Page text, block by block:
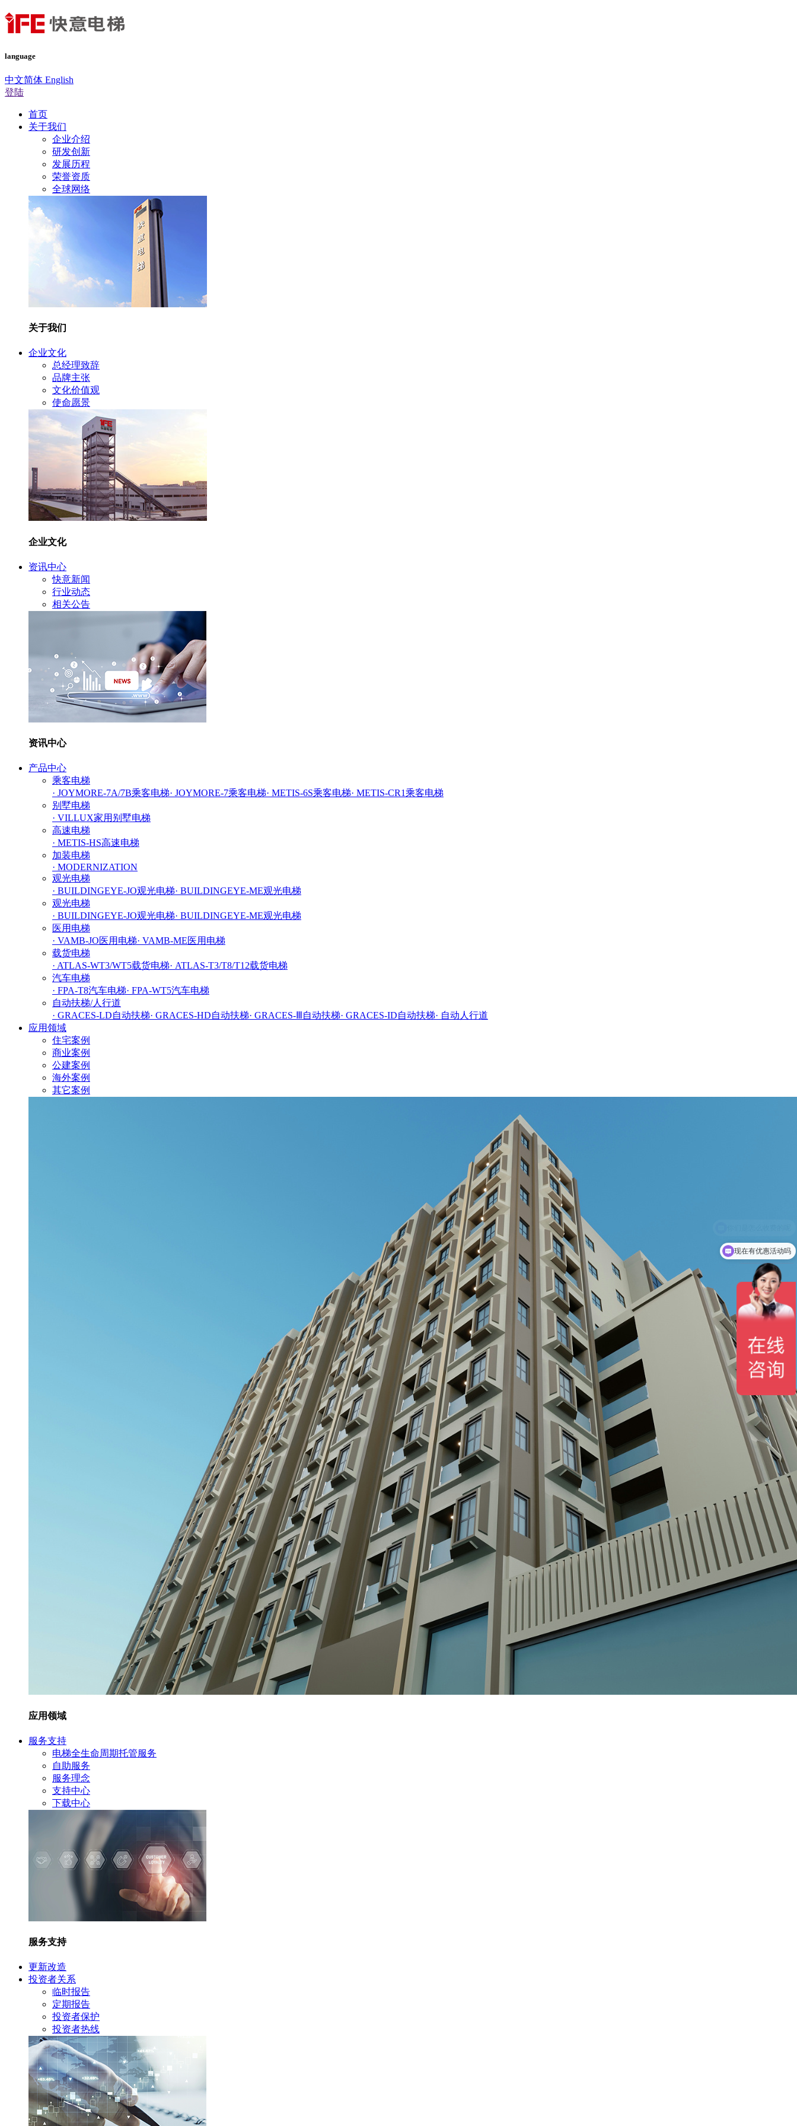
language
中文简体 English
登陆
首页
关于我们
企业介绍
研发创新
发展历程
荣誉资质
全球网络
关于我们
企业文化
总经理致辞
品牌主张
文化价值观
使命愿景
企业文化
资讯中心
快意新闻
行业动态
相关公告
资讯中心
产品中心
乘客电梯
· JOYMORE-7A/7B乘客电梯· JOYMORE-7乘客电梯· METIS-6S乘客电梯· METIS-CR1乘客电梯
别墅电梯
· VILLUX家用别墅电梯
高速电梯
· METIS-HS高速电梯
加装电梯
· MODERNIZATION
观光电梯
· BUILDINGEYE-JO观光电梯· BUILDINGEYE-ME观光电梯
观光电梯
· BUILDINGEYE-JO观光电梯· BUILDINGEYE-ME观光电梯
医用电梯
· VAMB-JO医用电梯· VAMB-ME医用电梯
载货电梯
· ATLAS-WT3/WT5载货电梯· ATLAS-T3/T8/T12载货电梯
汽车电梯
· FPA-T8汽车电梯· FPA-WT5汽车电梯
自动扶梯/人行道
· GRACES-LD自动扶梯· GRACES-HD自动扶梯· GRACES-Ⅲ自动扶梯· GRACES-ID自动扶梯· 自动人行道
应用领域
住宅案例
商业案例
公建案例
海外案例
其它案例
应用领域
服务支持
电梯全生命周期托管服务
自助服务
服务理念
支持中心
下载中心
服务支持
更新改造
投资者关系
临时报告
定期报告
投资者保护
投资者热线
现在有优惠活动吗